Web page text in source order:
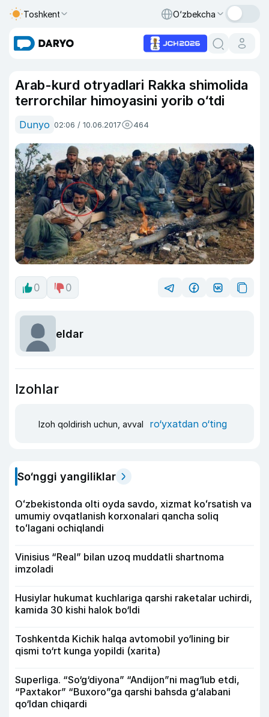
Toshkent O‘zbekcha
Arab-kurd otryadlari Rakka shimolida
terrorchilar himoyasini yorib o‘tdi
Dunyo 02:06 / 10.06.2017 464
0 0
eldar
Izohlar
Izoh qoldirish uchun, avval ro‘yxatdan o‘ting
So‘nggi yangiliklar
Oʻzbekistonda olti oyda savdo, xizmat koʻrsatish va
umumiy ovqatlanish korxonalari qancha soliq
toʻlagani ochiqlandi
Vinisius “Real” bilan uzoq muddatli shartnoma
imzoladi
Husiylar hukumat kuchlariga qarshi raketalar uchirdi,
kamida 30 kishi halok bo‘ldi
Toshkentda Kichik halqa avtomobil yo‘lining bir
qismi to‘rt kunga yopildi (xarita)
Superliga. “So‘g‘diyona” “Andijon”ni mag‘lub etdi,
“Paxtakor” “Buxoro”ga qarshi bahsda g‘alabani
qo‘ldan chiqardi